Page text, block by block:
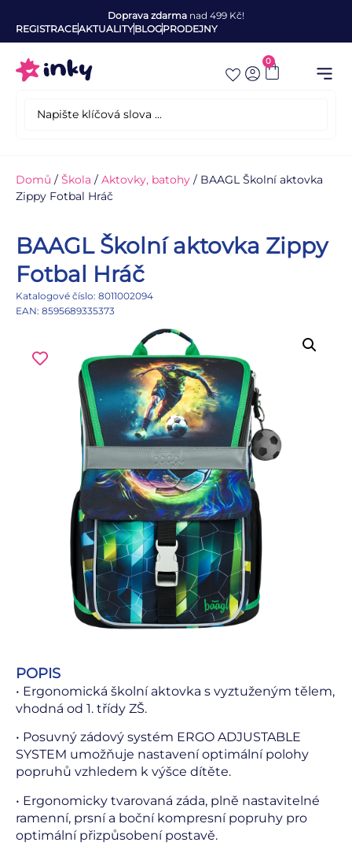
Doprava zdarma nad 499 Kč!
REGISTRACEAKTUALITYBLOGPRODEJNY
0
Domů / Škola / Aktovky, batohy / BAAGL Školní aktovka
Zippy Fotbal Hráč
BAAGL Školní aktovka Zippy
Fotbal Hráč
Katalogové číslo: 8011002094
EAN: 8595689335373
POPIS
• Ergonomická školní aktovka s vyztuženým tělem,
vhodná od 1. třídy ZŠ.
• Posuvný zádový systém ERGO ADJUSTABLE
SYSTEM umožňuje nastavení optimální polohy
popruhů vzhledem k výšce dítěte.
• Ergonomicky tvarovaná záda, plně nastavitelné
ramenní, prsní a boční kompresní popruhy pro
optimální přizpůsobení postavě.